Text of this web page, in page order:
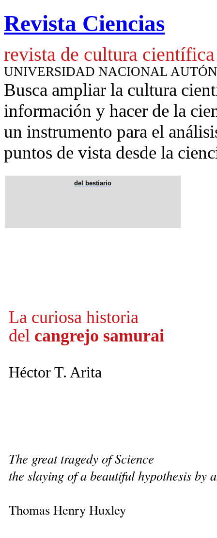
Revista Ciencias
revista de cultura científica
UNIVERSIDAD NACIONAL
Busca ampliar la cultura
información y hacer de la
un instrumento para el
puntos de vista desde la
del bestiario
La curiosa historia
del cangrejo samurai
Héctor T. Arita
The great tragedy of Science
the slaying of a beautiful hypothesis by
Thomas Henry Huxley